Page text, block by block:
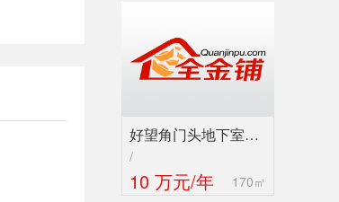
好望角门头地下室…
/
10 万元/年 170㎡